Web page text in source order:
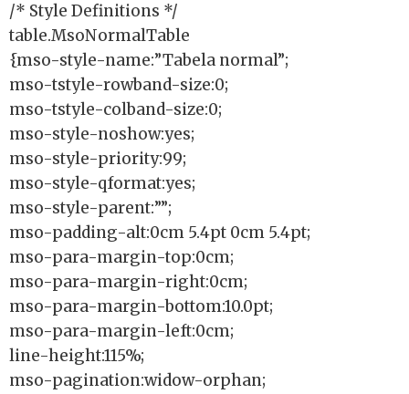
/* Style Definitions */
table.MsoNormalTable
{mso-style-name:”Tabela normal”;
mso-tstyle-rowband-size:0;
mso-tstyle-colband-size:0;
mso-style-noshow:yes;
mso-style-priority:99;
mso-style-qformat:yes;
mso-style-parent:””;
mso-padding-alt:0cm 5.4pt 0cm 5.4pt;
mso-para-margin-top:0cm;
mso-para-margin-right:0cm;
mso-para-margin-bottom:10.0pt;
mso-para-margin-left:0cm;
line-height:115%;
mso-pagination:widow-orphan;